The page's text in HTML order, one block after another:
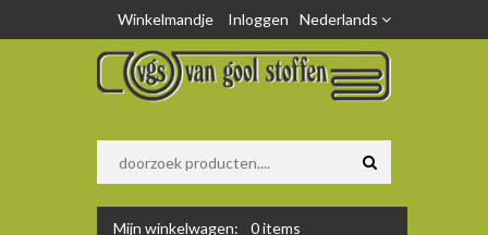
Nederlands
Winkelmandje Inloggen
Mijn winkelwagen: 0items